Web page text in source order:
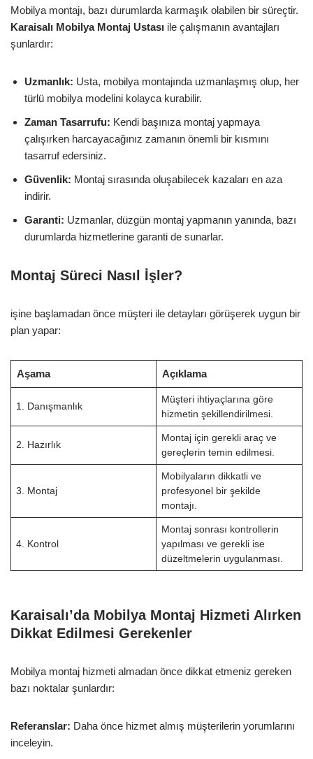
Mobilya montajı, bazı durumlarda karmaşık olabilen bir süreçtir.
Karaisalı Mobilya Montaj Ustası ile çalışmanın avantajları
şunlardır:
Uzmanlık: Usta, mobilya montajında uzmanlaşmış olup, her
türlü mobilya modelini kolayca kurabilir.
Zaman Tasarrufu: Kendi başınıza montaj yapmaya
çalışırken harcayacağınız zamanın önemli bir kısmını
tasarruf edersiniz.
Güvenlik: Montaj sırasında oluşabilecek kazaları en aza
indirir.
Garanti: Uzmanlar, düzgün montaj yapmanın yanında, bazı
durumlarda hizmetlerine garanti de sunarlar.
Montaj Süreci Nasıl İşler?
işine başlamadan önce müşteri ile detayları görüşerek uygun bir
plan yapar:
Aşama Açıklama
1. Danışmanlık
Müşteri ihtiyaçlarına göre
hizmetin şekillendirilmesi.
2. Hazırlık
Montaj için gerekli araç ve
gereçlerin temin edilmesi.
3. Montaj
Mobilyaların dikkatli ve
profesyonel bir şekilde
montajı.
4. Kontrol
Montaj sonrası kontrollerin
yapılması ve gerekli ise
düzeltmelerin uygulanması.
Karaisalı’da Mobilya Montaj Hizmeti Alırken
Dikkat Edilmesi Gerekenler
Mobilya montaj hizmeti almadan önce dikkat etmeniz gereken
bazı noktalar şunlardır:
Referanslar: Daha önce hizmet almış müşterilerin yorumlarını
inceleyin.